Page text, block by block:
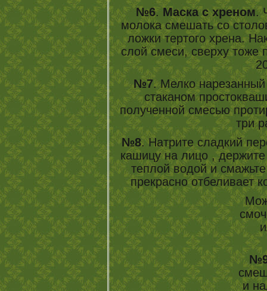
№6. Маска с хреном.
молока смешать со
ложки тертого хрена.
слой смеси, сверху тоже
№7. Мелко
стаканом
полученной смесью
три
№8. Натрите сладкий
кашицу на лицо ,
теплой водой и
прекрасно отбеливает
и